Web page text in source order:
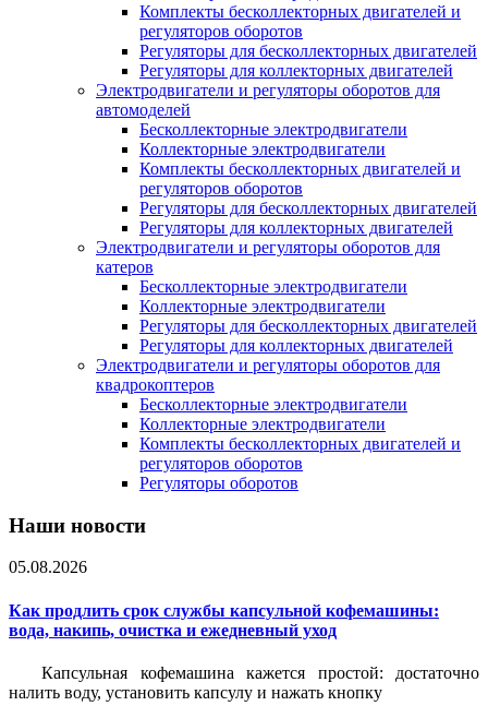
Комплекты бесколлекторных двигателей и
регуляторов оборотов
Регуляторы для бесколлекторных двигателей
Регуляторы для коллекторных двигателей
Электродвигатели и регуляторы оборотов для
автомоделей
Бесколлекторные электродвигатели
Коллекторные электродвигатели
Комплекты бесколлекторных двигателей и
регуляторов оборотов
Регуляторы для бесколлекторных двигателей
Регуляторы для коллекторных двигателей
Электродвигатели и регуляторы оборотов для
катеров
Бесколлекторные электродвигатели
Коллекторные электродвигатели
Регуляторы для бесколлекторных двигателей
Регуляторы для коллекторных двигателей
Электродвигатели и регуляторы оборотов для
квадрокоптеров
Бесколлекторные электродвигатели
Коллекторные электродвигатели
Комплекты бесколлекторных двигателей и
регуляторов оборотов
Регуляторы оборотов
Наши новости
05.08.2026
Как продлить срок службы капсульной кофемашины:
вода, накипь, очистка и ежедневный уход
Капсульная кофемашина кажется простой: достаточно
налить воду, установить капсулу и нажать кнопку